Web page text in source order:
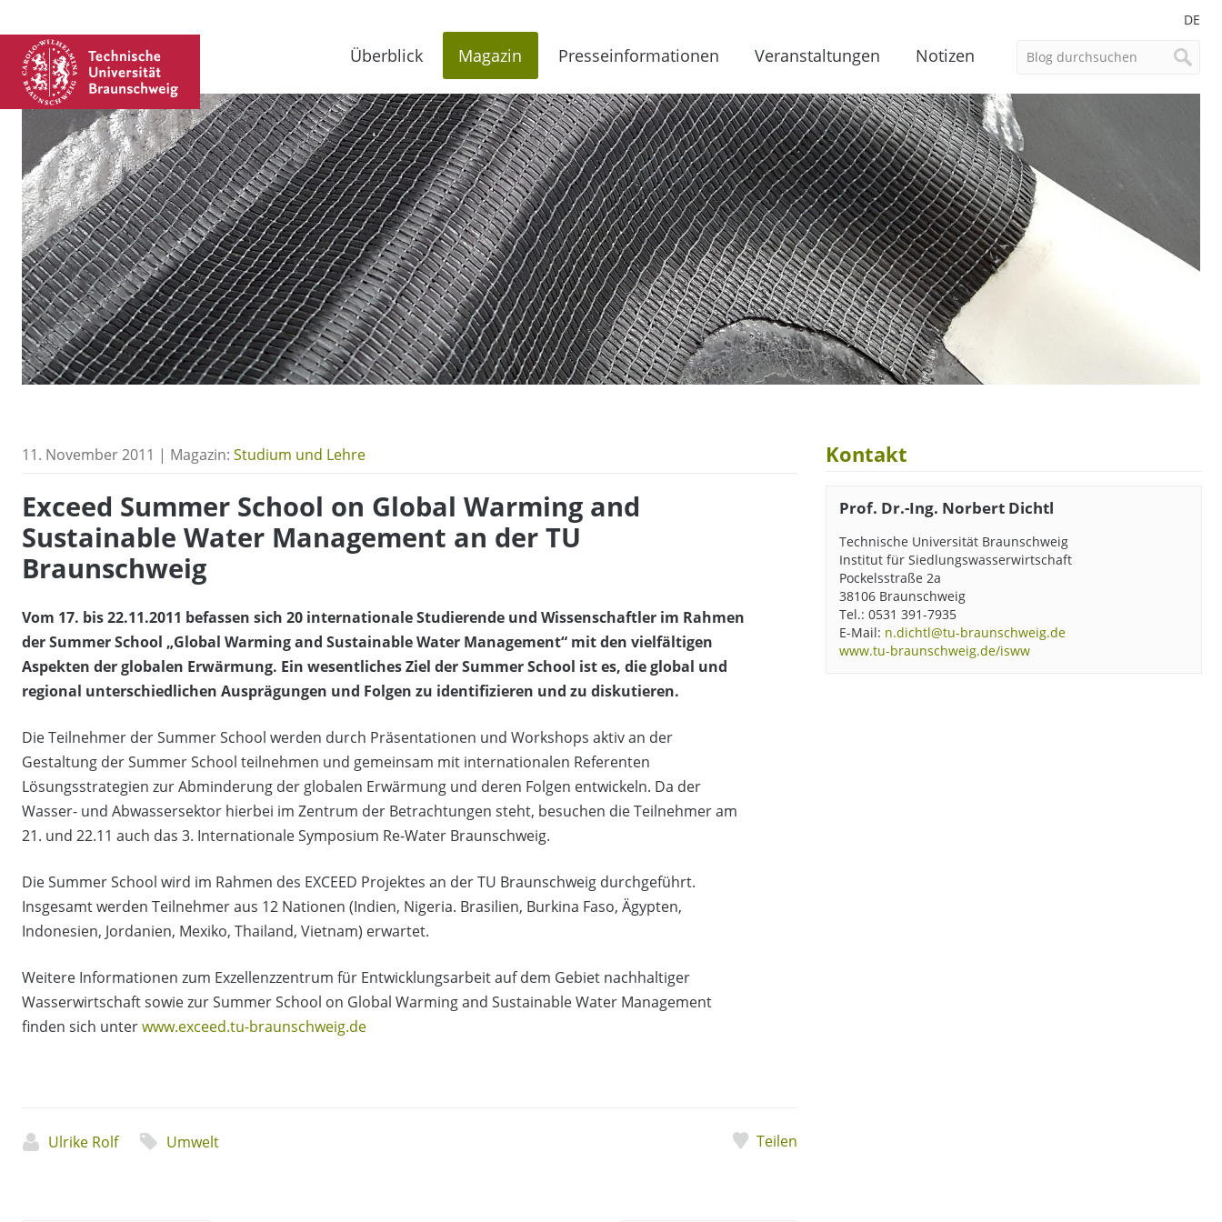
DE
Überblick Magazin Presseinformationen Veranstaltungen Notizen
11. November 2011 | Magazin: Studium und Lehre
Exceed Summer School on Global Warming and
Sustainable Water Management an der TU
Braunschweig
Vom 17. bis 22.11.2011 befassen sich 20 internationale Studierende und Wissenschaftler im Rahmen
der Summer School „Global Warming and Sustainable Water Management“ mit den vielfältigen
Aspekten der globalen Erwärmung. Ein wesentliches Ziel der Summer School ist es, die global und
regional unterschiedlichen Ausprägungen und Folgen zu identifizieren und zu diskutieren.
Die Teilnehmer der Summer School werden durch Präsentationen und Workshops aktiv an der
Gestaltung der Summer School teilnehmen und gemeinsam mit internationalen Referenten
Lösungsstrategien zur Abminderung der globalen Erwärmung und deren Folgen entwickeln. Da der
Wasser- und Abwassersektor hierbei im Zentrum der Betrachtungen steht, besuchen die Teilnehmer am
21. und 22.11 auch das 3. Internationale Symposium Re-Water Braunschweig.
Die Summer School wird im Rahmen des EXCEED Projektes an der TU Braunschweig durchgeführt.
Insgesamt werden Teilnehmer aus 12 Nationen (Indien, Nigeria. Brasilien, Burkina Faso, Ägypten,
Indonesien, Jordanien, Mexiko, Thailand, Vietnam) erwartet.
Weitere Informationen zum Exzellenzzentrum für Entwicklungsarbeit auf dem Gebiet nachhaltiger
Wasserwirtschaft sowie zur Summer School on Global Warming and Sustainable Water Management
finden sich unterwww.exceed.tu-braunschweig.de
Ulrike Rolf Umwelt Teilen
Kontakt
Prof. Dr.-Ing. Norbert Dichtl
Technische Universität Braunschweig
Institut für Siedlungswasserwirtschaft
Pockelsstraße 2a
38106 Braunschweig
Tel.: 0531 391-7935
E-Mail: n.dichtl@tu-braunschweig.de
www.tu-braunschweig.de/isww